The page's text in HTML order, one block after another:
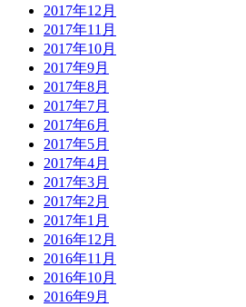
2017年12月
2017年11月
2017年10月
2017年9月
2017年8月
2017年7月
2017年6月
2017年5月
2017年4月
2017年3月
2017年2月
2017年1月
2016年12月
2016年11月
2016年10月
2016年9月